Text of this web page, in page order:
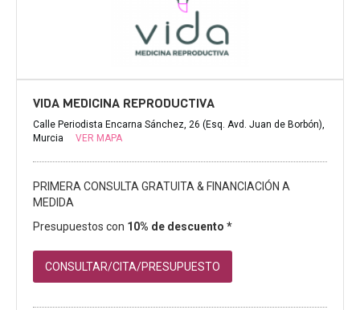
VIDA MEDICINA REPRODUCTIVA
Calle Periodista Encarna Sánchez, 26 (Esq. Avd. Juan de Borbón),
Murcia
VER MAPA
PRIMERA CONSULTA GRATUITA & FINANCIACIÓN A
MEDIDA
Presupuestos con 10% de descuento *
CONSULTAR/CITA/PRESUPUESTO